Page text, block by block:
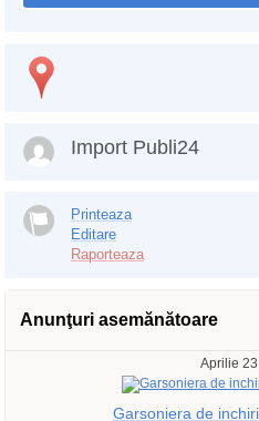
Import Publi24
Printeaza
Editare
Raporteaza
Anunţuri asemănătoare
Aprilie
Garsoniera de